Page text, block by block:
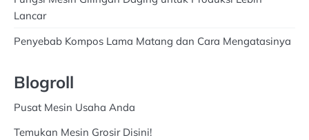
Lancar
Penyebab Kompos Lama Matang dan Cara Mengatasinya
Blogroll
Pusat Mesin Usaha Anda
Temukan Mesin Grosir Disini!